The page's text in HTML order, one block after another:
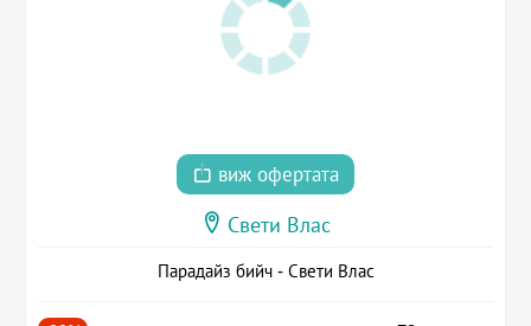
виж офертата
Свети Влас
Парадайз бийч - Свети Влас